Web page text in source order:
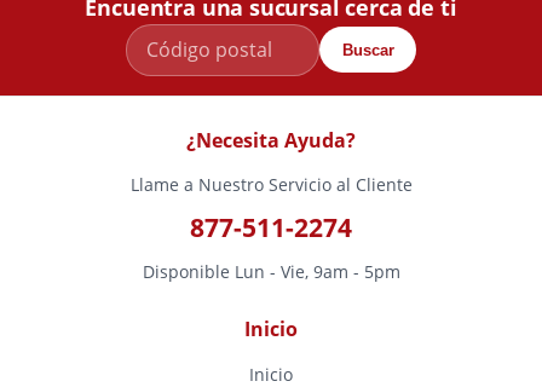
Encuentra una sucursal cerca de ti
Buscar
¿Necesita Ayuda?
Llame a Nuestro Servicio al Cliente
877-511-2274
Disponible Lun - Vie, 9am - 5pm
Inicio
Inicio